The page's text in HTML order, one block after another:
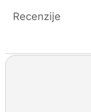
Recenzije